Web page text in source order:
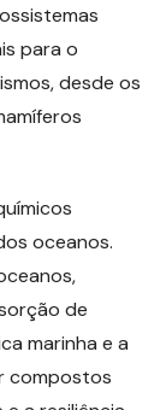
para o
desde os
oceanos.
de
marinha e a
compostos